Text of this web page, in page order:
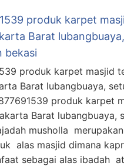
produk karpet
Barat
bekasi
produk karpet masjid
Barat lubangbuaya,
produk karpet
Barat lubangbuaya,
musholla
alas masjid dimana
sebagai alas ibadah